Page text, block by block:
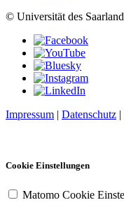
© Universität des
Impressum | Datenschutz |
Cookie Einstellungen
Matomo Cookie